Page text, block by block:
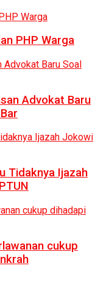
PHP Warga
Advokat Baru
Tidaknya Ijazah
cukup